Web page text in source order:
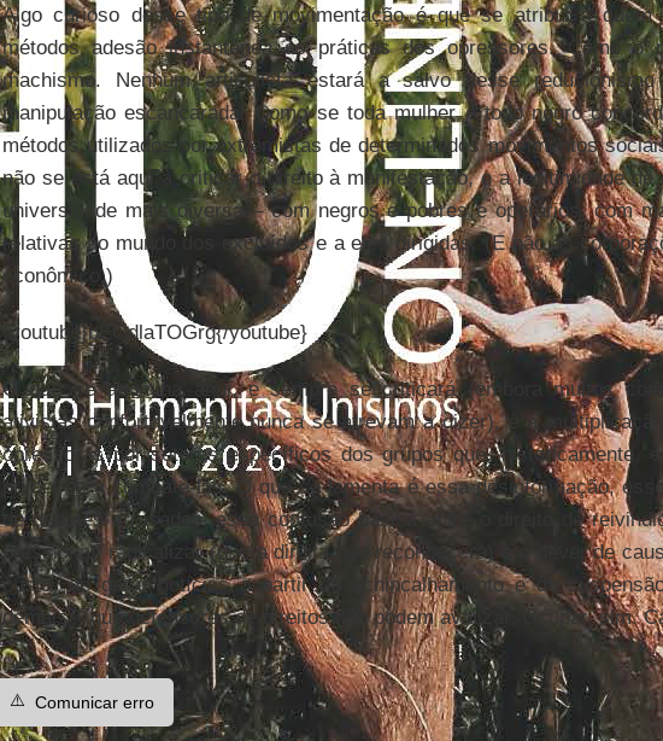
Algo curioso desse tipo de movimentação é que se atribui a quem
métodos adesão instantânea às práticas dos opressores. Como o
machismo. Nenhum articulista estará a salvo desse
manipulação escancarada. Como se toda mulher e todo negro
métodos utilizados por extremistas de determinados movimentos
não se está aqui a criticar o direito à manifestação, e a legitimidade de
universidade mais diversa – com negros e pobres e operários, com
relativas ao mundo dos excluídos e a eles dirigidas. (E não às
econômico.)
{youtube}bEOdlaTOGrg{/youtube}
O que se abomina aqui, e sempre se criticará (embora muitos
ativistas confortavelmente nunca se atrevam a dizer), é a
opressoras por setores específicos dos grupos que, historicamente,
primeiros a combatê-las. O que se lamenta é essa desinformação,
de debates arrasados, essa confusão básica entre o direito de
pressionar, radicalizar (que a direita não reconhecerá) e o dever de
custo, de gerar notícias a partir do achincalhamento e da
demais – que defensores de direitos não podem avalizar. Ocupar, sim.
⚠️ Comunicar erro